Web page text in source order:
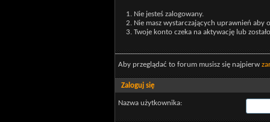
Nie jesteś zalogowany.
Nie masz wystarczających uprawnień aby
Twoje konto czeka na aktywację lub
Aby przeglądać to forum musisz się najpierw
Zaloguj się
Nazwa użytkownika: